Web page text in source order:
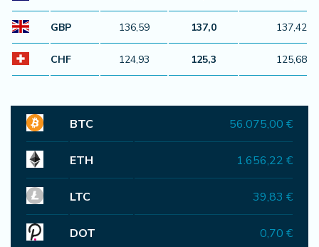
GBP 136,59 137,0 137,42
CHF 124,93 125,3 125,68
BTC 56.075,00 €
ETH 1.656,22 €
LTC 39,83 €
DOT 0,70 €